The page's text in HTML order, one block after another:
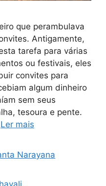
que perambulava
Antigamente,
tarefa para várias
ou festivais, eles
convites para
algum dinheiro
sem seus
tesoura e pente.
Ler mais
Narayana